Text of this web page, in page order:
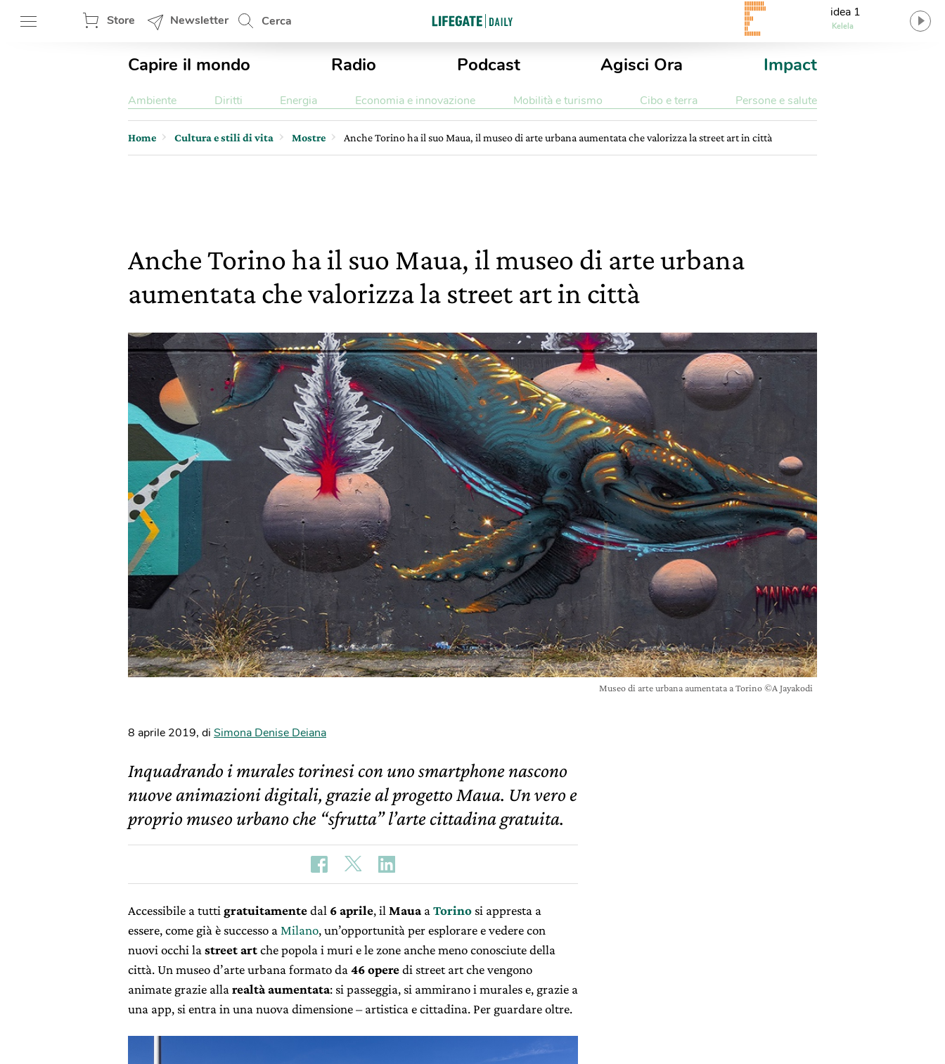
Store Newsletter Cerca
idea 1
Kelela
Capire il mondo Radio Podcast Agisci Ora Impact
Ambiente Diritti Energia Economia e innovazione Mobilità e turismo Cibo e terra Persone e salute
Home Cultura e stili di vita Mostre Anche Torino ha il suo Maua, il museo di arte urbana aumentata che valorizza la street art in città
Anche Torino ha il suo Maua, il museo di arte urbana
aumentata che valorizza la street art in città
Museo di arte urbana aumentata a Torino ©A Jayakodi
8 aprile 2019, di Simona Denise Deiana
Inquadrando i murales torinesi con uno smartphone nascono
nuove animazioni digitali, grazie al progetto Maua. Un vero e
proprio museo urbano che “sfrutta” l’arte cittadina gratuita.
Accessibile a tutti gratuitamentedal 6 aprile,il Maua a Torino si appresta a
essere, come già è successo a Milano, un’opportunità per esplorare e vedere con
nuovi occhi la street artche popola i muri e le zone anche meno conosciute della
città. Un museo d’arte urbana formato da 46 operedi street art che vengono
animate grazie alla realtà aumentata: si passeggia, si ammirano i murales e, grazie a
una app, si entra in una nuova dimensione – artistica e cittadina. Per guardare oltre.